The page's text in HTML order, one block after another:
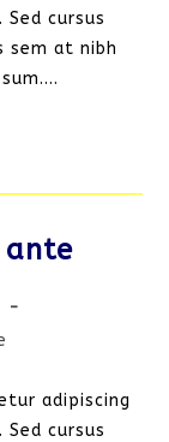
cursus
sem at nibh
ante
adipiscing
cursus